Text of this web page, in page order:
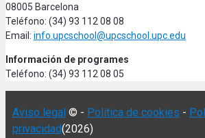
08005 Barcelona
Teléfono: (34) 93 112 08 08
Email: info.upcschool@upcschool.upc.edu
Información de programes
Teléfono: (34) 93 112 08 05
Aviso legal © - Política de cookies -
privacidad(2026)